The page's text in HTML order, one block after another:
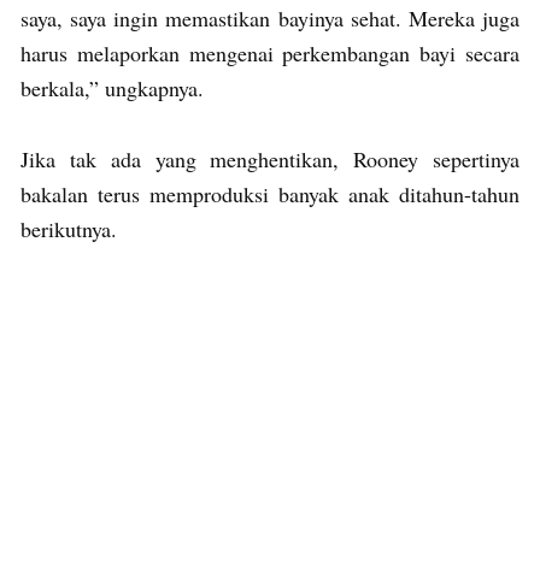
saya, saya ingin memastikan bayinya sehat. Mereka juga
harus melaporkan mengenai perkembangan bayi secara
berkala,” ungkapnya.
Jika tak ada yang menghentikan, Rooney sepertinya
bakalan terus memproduksi banyak anak ditahun-tahun
berikutnya.